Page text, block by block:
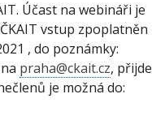
Účast na webináři je
vstup zpoplatněn
, do poznámky:
praha@ckait.cz, přijde
je možná do: